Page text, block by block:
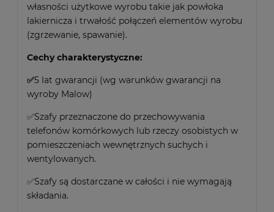
własności użytkowe wyrobu takie jak powłoka
lakiernicza i trwałość połączeń elementów wyrobu
(zgrzewanie, spawanie).
Cechy charakterystyczne:
✅5 lat gwarancji (wg warunków gwarancji na
wyroby Malow)
✅Szafy przeznaczone do przechowywania
telefonów komórkowych lub rzeczy osobistych w
pomieszczeniach wewnętrznych suchych i
wentylowanych.
✅Szafy są dostarczane w całości i nie wymagają
składania.